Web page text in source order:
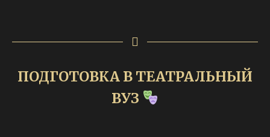
ПОДГОТОВКА В ТЕАТРАЛЬНЫЙ
ВУЗ